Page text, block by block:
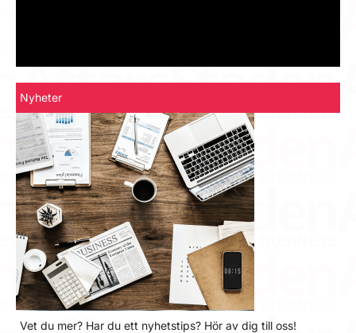
Nyheter
Vet du mer? Har du ett nyhetstips? Hör av dig till oss!